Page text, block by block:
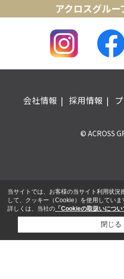
アクロスグル
会社情報 採用情報
© ACROSS
当サイトでは、お客様の当サイト利用状況
して、クッキー（Cookie）を使用していま
詳しくは、当社の 「Cookieの取扱いについ
閉じる